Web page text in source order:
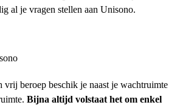
al je vragen stellen aan Unisono.
vrij beroep beschik je naast je wachtruimte
Bijna altijd volstaat het om enkel